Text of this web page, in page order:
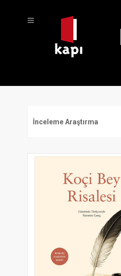
İnceleme Araştırma